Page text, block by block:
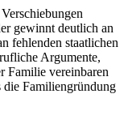
gewinnt deutlich an
fehlenden staatlichen
Argumente,
Familie vereinbaren
Familiengründung